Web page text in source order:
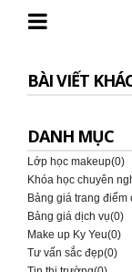
BÀI VIẾT
DANH MỤC
Lớp học makeup(0)
Khóa học chuyên
Bảng giá trang điểm
Bảng giá dịch vụ(0)
Make up Ky Yeu(0)
Tư vấn sắc đẹp(0)